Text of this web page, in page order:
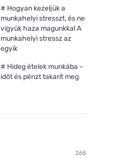
# Hogyan kezeljük a
munkahelyi stresszt, és ne
vigyük haza magunkkal A
munkahelyi stressz az
egyik
# Hideg ételek munkába –
időt és pénzt takarít meg
268